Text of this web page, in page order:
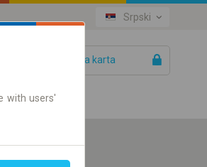
Srpski
Vaša karta
with users'